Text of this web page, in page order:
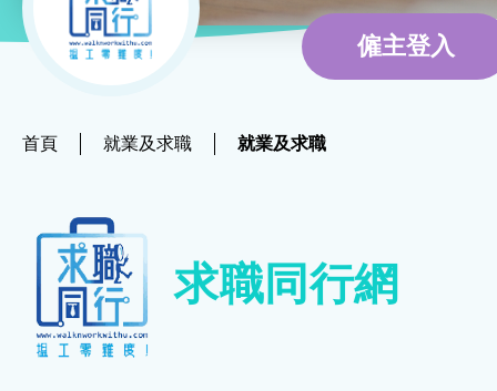
ERB再培訓課程
就業及求職
就業及求職
最新資訊 / 招聘會
僱主登入
首頁 就業及求職 就業及求職
求職同行網